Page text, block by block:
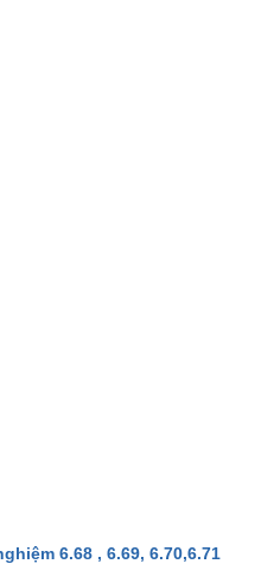
6.68 , 6.69, 6.70,6.71